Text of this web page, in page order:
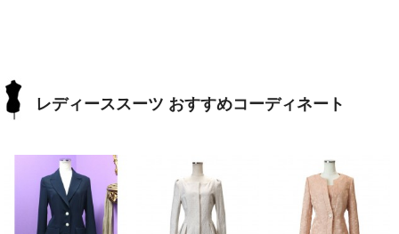
レディーススーツ おすすめコーディネート